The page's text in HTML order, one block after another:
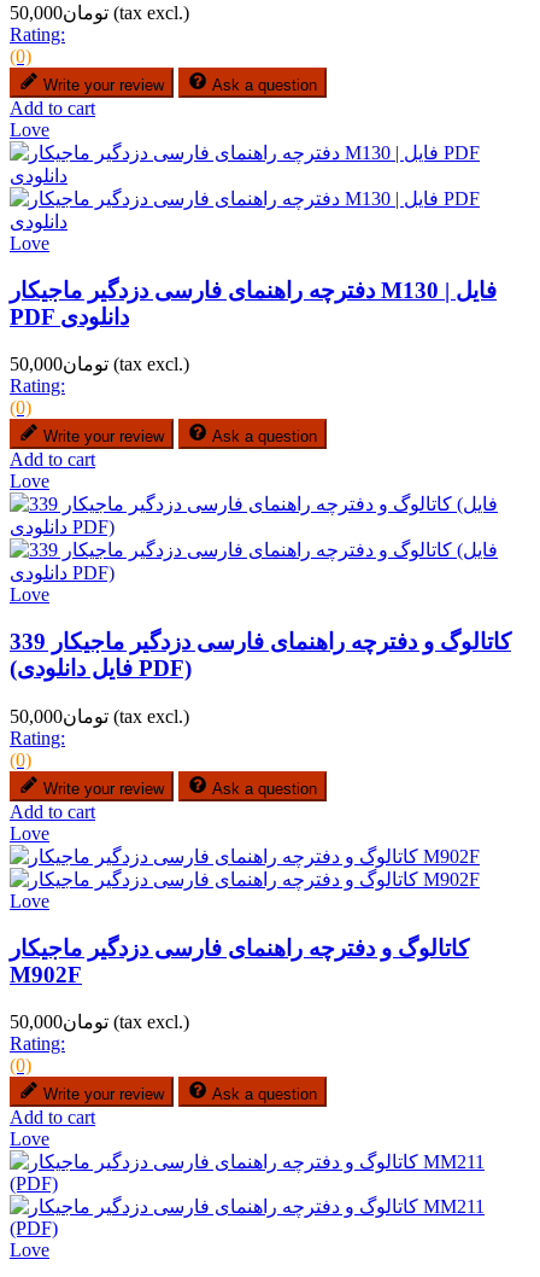
تومان50,000 (tax excl.)
Rating:
(0)
Write your review Ask a question
Add to cart
Love
Love
دفترچه راهنمای فارسی دزدگیر ماجیکار M130 | فایل
PDF دانلودی
تومان50,000 (tax excl.)
Rating:
(0)
Write your review Ask a question
Add to cart
Love
Love
کاتالوگ و دفترچه راهنمای فارسی دزدگیر ماجیکار 339
(فایل دانلودی PDF)
تومان50,000 (tax excl.)
Rating:
(0)
Write your review Ask a question
Add to cart
Love
Love
کاتالوگ و دفترچه راهنمای فارسی دزدگیر ماجیکار
M902F
تومان50,000 (tax excl.)
Rating:
(0)
Write your review Ask a question
Add to cart
Love
Love